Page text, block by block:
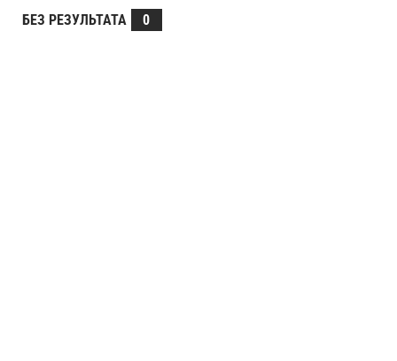
БЕЗ РЕЗУЛЬТАТА
0